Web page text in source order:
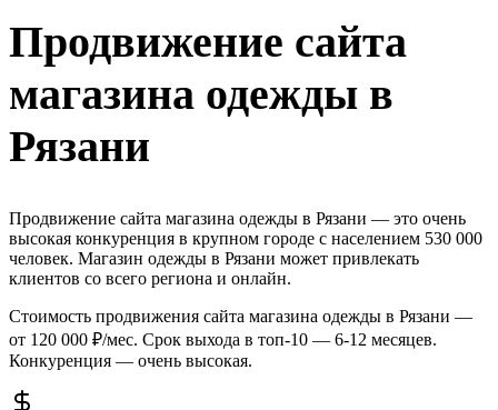
Продвижение сайта
магазина одежды в
Рязани
Продвижение сайта магазина одежды в Рязани — это очень
высокая конкуренция в крупном городе с населением 530 000
человек. Магазин одежды в Рязани может привлекать
клиентов со всего региона и онлайн.
Стоимость продвижения сайта магазина одежды в Рязани —
от 120 000 ₽/мес. Срок выхода в топ-10 — 6-12 месяцев.
Конкуренция — очень высокая.